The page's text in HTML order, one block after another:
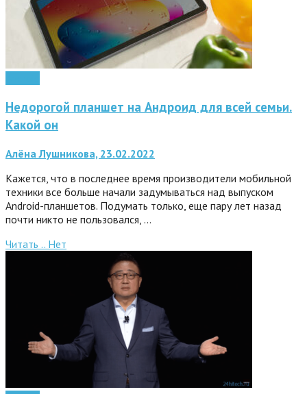
Недорогой планшет на Андроид для всей семьи.
Какой он
Алёна Лушникова, 23.02.2022
Кажется, что в последнее время производители мобильной
техники все больше начали задумываться над выпуском
Android-планшетов. Подумать только, еще пару лет назад
почти никто не пользовался, …
Читать .. Нет